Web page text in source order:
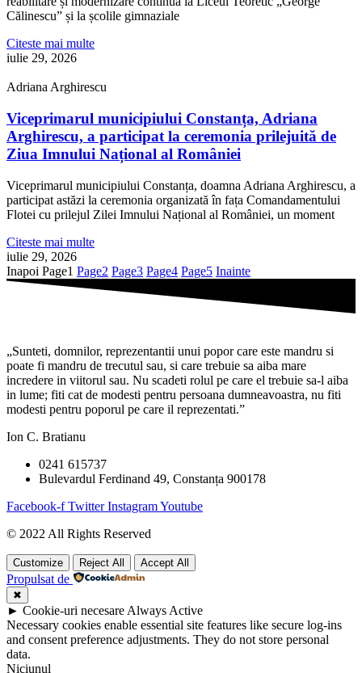
Călinescu” și la școlile gimnaziale
Citeste mai multe
iulie 29, 2026
Adriana Arghirescu
Viceprimarul municipiului Constanța, Adriana
Arghirescu, a participat la ceremonia prilejuită de
Ziua Imnului Național al României
Viceprimarul municipiului Constanța, doamna Adriana Arghirescu, a
participat astăzi la ceremonia organizată în fața Comandamentului
Flotei cu prilejul Zilei Imnului Național al României, un moment
Citeste mai multe
iulie 29, 2026
Inapoi Page1 Page2 Page3 Page4 Page5 Inainte
„Sunteti, domnilor, reprezentantii unui popor care este mandru si
poate fi mandru de trecutul sau, si care trebuie sa aiba mare
incredere in viitorul sau. Nu scadeti rolul pe care el trebuie sa-l aiba
in lume; fiti cat de modesti pentru persoana dumneavoastra, nu fiti
modesti pentru poporul pe care il reprezentati.”
Ion C. Bratianu
0241 615737
Bulevardul Ferdinand 49, Constanța 900178
Facebook-f Twitter InstagramYoutube
© 2022 All Rights Reserved
Customize Reject All Accept All
Propulsat de
✖
► Cookie-uri necesare Always Active
Necessary cookies enable essential site features like secure log-ins
and consent preference adjustments. They do not store personal
data.
Niciunul